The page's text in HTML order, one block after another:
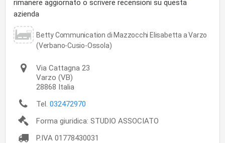
rimanere aggiornato o scrivere recensioni su questa
azienda
Betty Communication di Mazzocchi Elisabetta a Varzo
(Verbano-Cusio-Ossola)
Via Cattagna 23
Varzo (VB)
28868 Italia
Tel. 032472970
Forma giuridica: STUDIO ASSOCIATO
P.IVA 01778430031